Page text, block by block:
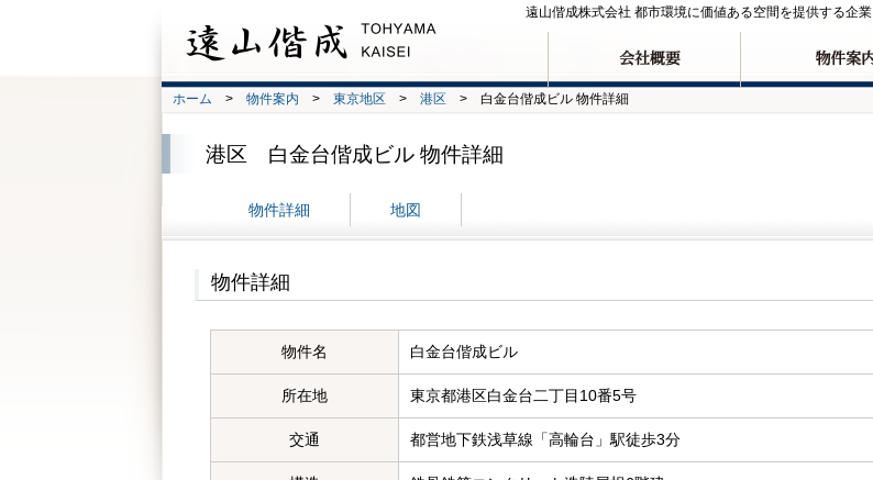
遠山偕成株式会社 都市環境に価値ある空間を提供する企業
沿革
地図
ホーム > 物件案内 > 東京地区 > 港区 > 白金台偕成ビル 物件詳細
港区 白金台偕成ビル 物件詳細
物件詳細 地図
物件詳細
物件名 白金台偕成ビル
所在地 東京都港区白金台二丁目10番5号
交通 都営地下鉄浅草線「高輪台」駅徒歩3分